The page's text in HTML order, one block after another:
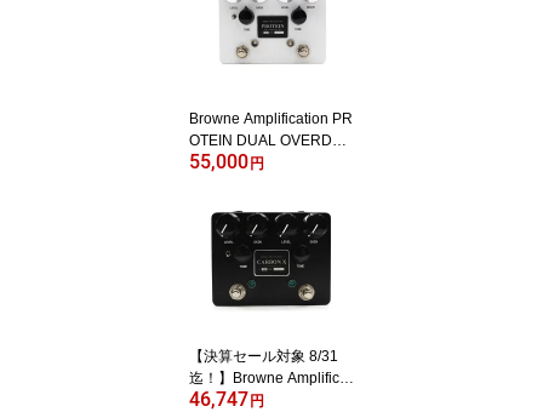
Browne Amplification PR
OTEIN DUAL OVERDRI
VE V4 White オーバード
55,000円
【決算セール対象 8/31
迄！】Browne Amplificat
ion Carbon X Pedal デュ
46,747円